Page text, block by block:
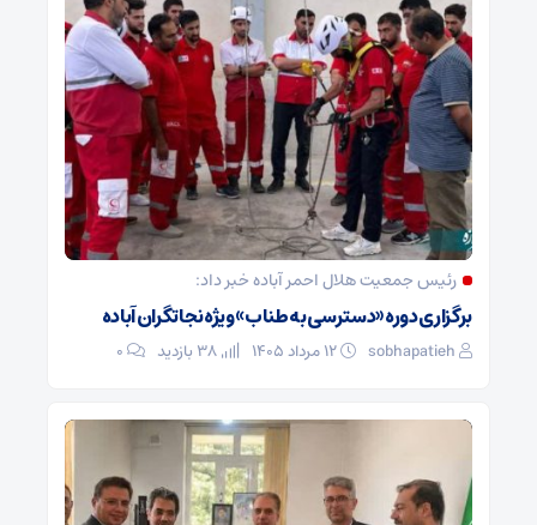
رئیس جمعیت هلال احمر آباده خبر داد:
برگزاری دوره «دسترسی به طناب» ویژه نجاتگران آباده
sobhapatieh ۰